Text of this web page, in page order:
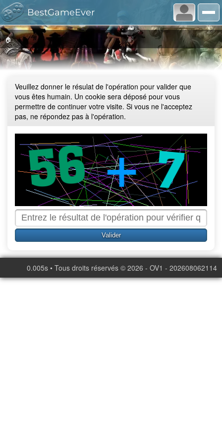
BestGameEver
🏠
Veuillez donner le résulat de l'opération pour valider que
vous êtes humain. Un cookie sera déposé pour vous
permettre de continuer votre visite. Si vous ne l'acceptez
pas, ne répondez pas à l'opération.
0.005s • Tous droits réservés © 2026 - OV1 - 202608062114